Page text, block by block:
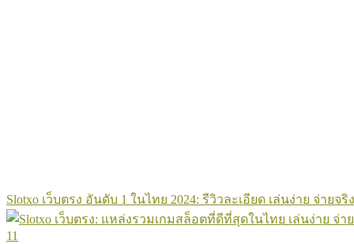
Slotxo เว็บตรง อันดับ 1 ในไทย 2024: รีวิวละเอียด เล่นง่าย จ่ายจริ
11